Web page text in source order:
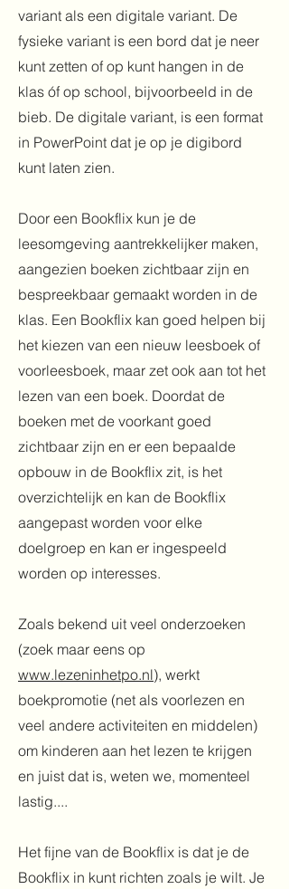
variant als een digitale variant. De
fysieke variant is een bord dat je neer
kunt zetten of op kunt hangen in de
klas óf op school, bijvoorbeeld in de
bieb. De digitale variant, is een format
in PowerPoint dat je op je digibord
kunt laten zien.
Door een Bookflix kun je de
leesomgeving aantrekkelijker maken,
aangezien boeken zichtbaar zijn en
bespreekbaar gemaakt worden in de
klas. Een Bookflix kan goed helpen bij
het kiezen van een nieuw leesboek of
voorleesboek, maar zet ook aan tot het
lezen van een boek. Doordat de
boeken met de voorkant goed
zichtbaar zijn en er een bepaalde
opbouw in de Bookflix zit, is het
overzichtelijk en kan de Bookflix
aangepast worden voor elke
doelgroep en kan er ingespeeld
worden op interesses.
Zoals bekend uit veel onderzoeken
(zoek maar eens op
www.lezeninhetpo.nl), werkt
boekpromotie (net als voorlezen en
veel andere activiteiten en middelen)
om kinderen aan het lezen te krijgen
en juist dat is, weten we, momenteel
lastig....
Het fijne van de Bookflix is dat je de
Bookflix in kunt richten zoals je wilt. Je